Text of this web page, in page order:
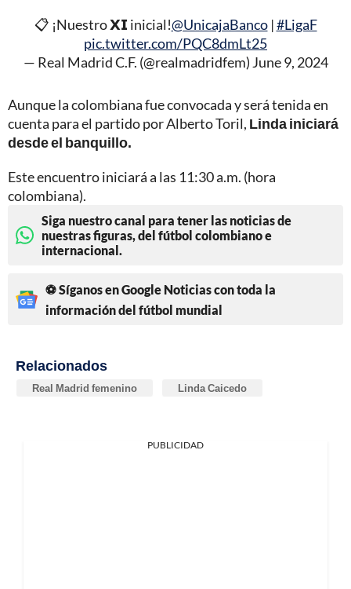
📋 ¡Nuestro 𝗫𝗜 inicial!@UnicajaBanco|#LigaF
pic.twitter.com/PQC8dmLt25
— Real Madrid C.F. (@realmadridfem) June 9, 2024
Aunque la colombiana fue convocada y será tenida en
cuenta para el partido por Alberto Toril, Linda iniciará
desde el banquillo.
Este encuentro iniciará a las 11:30 a.m. (hora
colombiana).
Siga nuestro canal para tener las noticias de
nuestras figuras, del fútbol colombiano e
internacional.
⚽ Síganos en Google Noticias con toda la
información del fútbol mundial
Relacionados
Real Madrid femenino Linda Caicedo
PUBLICIDAD